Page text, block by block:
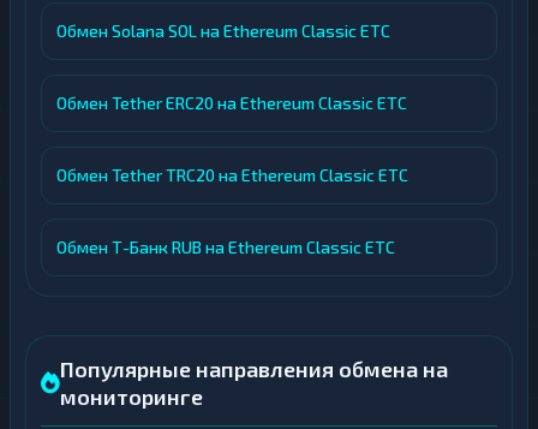
Обмен Solana SOL на Ethereum Classic ETC
Обмен Tether ERC20 на Ethereum Classic ETC
Обмен Tether TRC20 на Ethereum Classic ETC
Обмен Т-Банк RUB на Ethereum Classic ETC
Популярные направления обмена на
мониторинге